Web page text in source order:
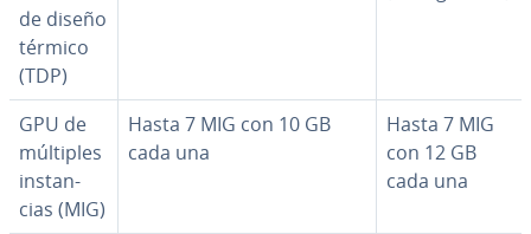
de diseño
térmico
(TDP)
GPU de
múltiples
in­s­ta­n­
cias (MIG)
Hasta 7 MIG con 10 GB
cada una
Hasta 7 MIG
con 12 GB
cada una